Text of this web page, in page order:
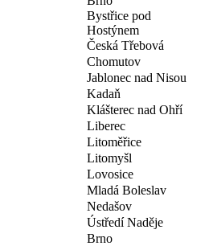
Bystřice pod
Hostýnem
Česká Třebová
Chomutov
Jablonec nad Nisou
Kadaň
Klášterec nad Ohří
Liberec
Litoměřice
Litomyšl
Lovosice
Mladá Boleslav
Nedašov
Ústředí Naděje
Brno